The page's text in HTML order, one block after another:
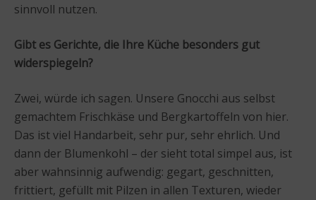
sinnvoll nutzen.
Gibt es Gerichte, die Ihre Küche besonders gut
widerspiegeln?
Zwei, würde ich sagen. Unsere Gnocchi aus selbst
gemachtem Frischkäse und Bergkartoffeln von hier.
Das ist viel Handarbeit, sehr pur, sehr ehrlich. Und
dann der Blumenkohl – der sieht total simpel aus, ist
aber wahnsinnig aufwendig: gegart, geschnitten,
frittiert, gefüllt mit Pilzen in allen Texturen, wieder